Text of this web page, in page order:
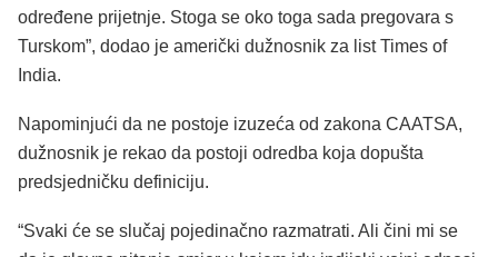
određene prijetnje. Stoga se oko toga sada pregovara s
Turskom”, dodao je američki dužnosnik za list Times of
India.
Napominjući da ne postoje izuzeća od zakona CAATSA,
dužnosnik je rekao da postoji odredba koja dopušta
predsjedničku definiciju.
“Svaki će se slučaj pojedinačno razmatrati. Ali čini mi se